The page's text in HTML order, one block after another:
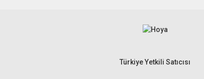
Türkiye Yetkili Satıcısı